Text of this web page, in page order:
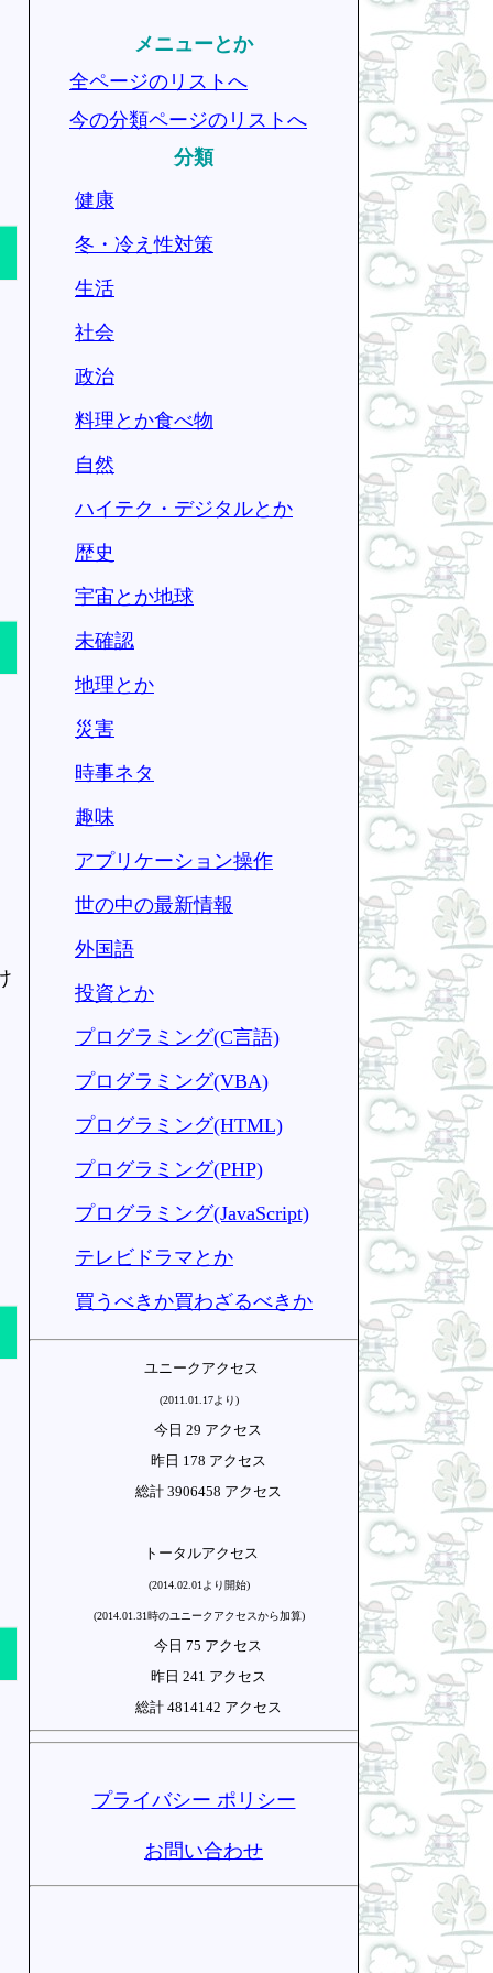
メニューとか
全ページのリストへ
今の分類ページのリストへ
分類
健康
冬・冷え性対策
生活
社会
政治
料理とか食べ物
自然
ハイテク・デジタルとか
歴史
宇宙とか地球
未確認
地理とか
災害
時事ネタ
趣味
アプリケーション操作
世の中の最新情報
外国語
投資とか
プログラミング(C言語)
プログラミング(VBA)
プログラミング(HTML)
プログラミング(PHP)
プログラミング(JavaScript)
テレビドラマとか
買うべきか買わざるべきか
ユニークアクセス
(2011.01.17より)
今日 29 アクセス
昨日 178 アクセス
総計 3906458 アクセス
トータルアクセス
(2014.02.01より開始)
(2014.01.31時のユニークアクセスから加算)
今日 75 アクセス
昨日 241 アクセス
総計 4814142 アクセス
プライバシー ポリシー
お問い合わせ